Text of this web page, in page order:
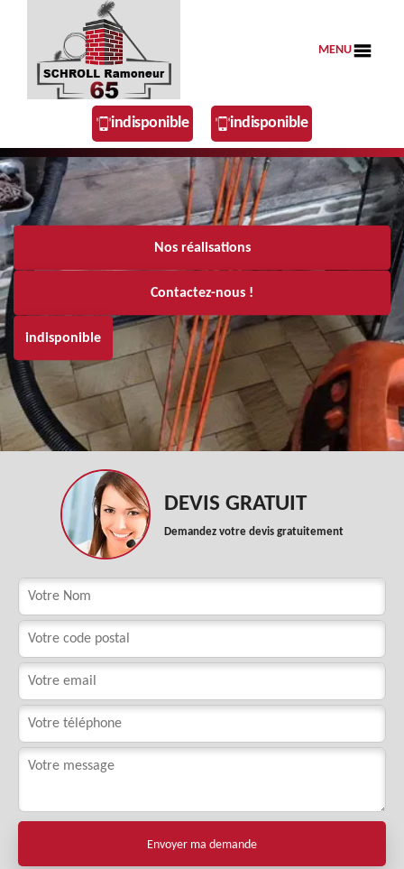
MENU
indisponible indisponible
Nos réalisations
Contactez-nous !
indisponible
DEVIS GRATUIT
Demandez votre devis gratuitement